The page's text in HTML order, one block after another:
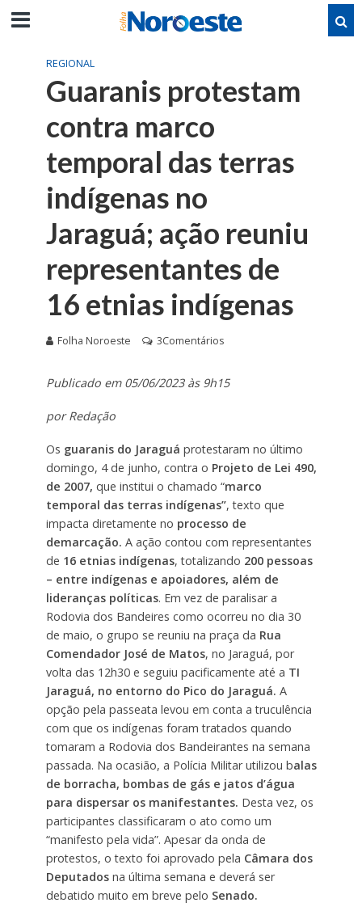
REGIONAL
Guaranis protestam
contra marco
temporal das terras
indígenas no
Jaraguá; ação reuniu
representantes de
16 etnias indígenas
Folha Noroeste 3Comentários
Publicado em 05/06/2023 às 9h15
por Redação
Os guaranis do Jaraguá protestaram no último
domingo, 4 de junho, contra o Projeto de Lei 490,
de 2007, que institui o chamado “marco
temporal das terras indígenas”, texto que
impacta diretamente no processo de
demarcação. A ação contou com representantes
de 16 etnias indígenas, totalizando 200 pessoas
– entre indígenas e apoiadores, além de
lideranças políticas. Em vez de paralisar a
Rodovia dos Bandeires como ocorreu no dia 30
de maio, o grupo se reuniu na praça da Rua
Comendador José de Matos, no Jaraguá, por
volta das 12h30 e seguiu pacificamente até a TI
Jaraguá, no entorno do Pico do Jaraguá. A
opção pela passeata levou em conta a truculência
com que os indígenas foram tratados quando
tomaram a Rodovia dos Bandeirantes na semana
passada. Na ocasião, a Polícia Militar utilizou balas
de borracha, bombas de gás e jatos d’água
para dispersar os manifestantes. Desta vez, os
participantes classificaram o ato como um
“manifesto pela vida”. Apesar da onda de
protestos, o texto foi aprovado pela Câmara dos
Deputadosna última semana e deverá ser
debatido muito em breve pelo Senado.